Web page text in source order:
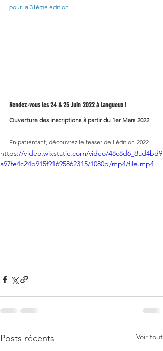
pour la 31ème édition.
Rendez-vous les 24 & 25 Juin 2022 à Langueux !
Ouverture des inscriptions à partir du 1er Mars 2022
En patientant, découvrez le teaser de l'édition 2022 :
https://video.wixstatic.com/video/48c8d6_8ad4bd9
a97fe4c24b915f91695862315/1080p/mp4/file.mp4
Posts récents Voir tout